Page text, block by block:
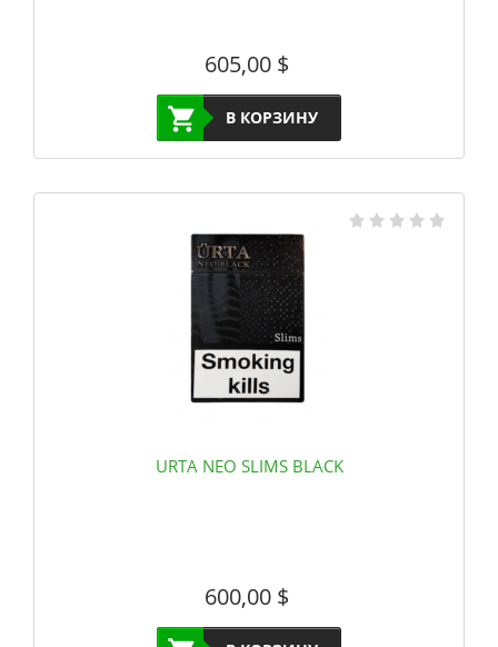
605,00$
В КОРЗИНУ
URTA NEO SLIMS BLACK
600,00$